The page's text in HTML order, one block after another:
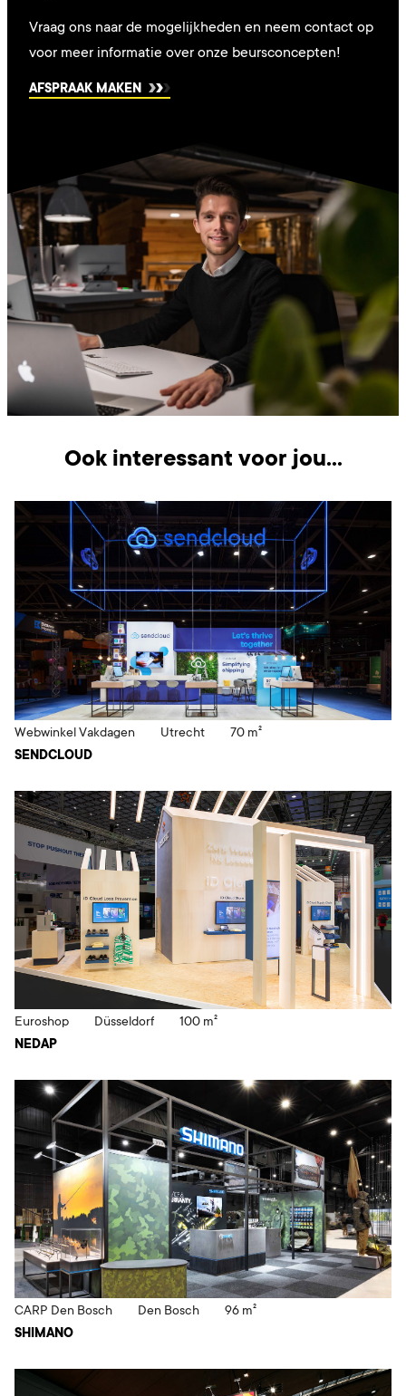
Vraag ons naar de mogelijkheden en neem contact op
voor meer informatie over onze beursconcepten!
AFSPRAAK MAKEN
Ook interessant voor jou...
SENDCLOUD
Webwinkel Vakdagen Utrecht 70 m²
NEDAP
Euroshop Düsseldorf 100 m²
SHIMANO
CARP Den Bosch Den Bosch 96 m²